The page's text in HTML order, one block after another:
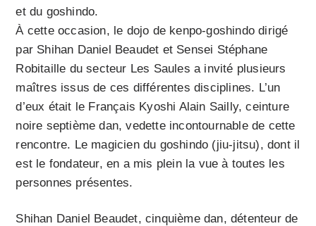
et du goshindo.
À cette occasion, le dojo de kenpo-goshindo dirigé
par Shihan Daniel Beaudet et Sensei Stéphane
Robitaille du secteur Les Saules a invité plusieurs
maîtres issus de ces différentes disciplines. L’un
d’eux était le Français Kyoshi Alain Sailly, ceinture
noire septième dan, vedette incontournable de cette
rencontre. Le magicien du goshindo (jiu-jitsu), dont il
est le fondateur, en a mis plein la vue à toutes les
personnes présentes.
Shihan Daniel Beaudet, cinquième dan, détenteur de